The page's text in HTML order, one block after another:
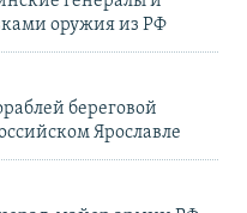
оружия из РФ
береговой
Ярославле